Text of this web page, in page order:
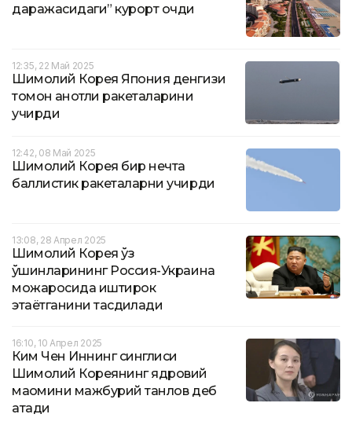
даражасидаги” курорт очди
12:35, 22 Май 2025
Шимолий Корея Япония денгизи
томон қанотли ракеталарини
учирди
12:42, 08 Май 2025
Шимолий Корея бир нечта
баллистик ракеталарни учирди
13:08, 28 Апрел 2025
Шимолий Корея ўз
қўшинларининг Россия-Украина
можаросида иштирок
этаётганини тасдиқлади
16:10, 10 Апрел 2025
Ким Чен Иннинг синглиси
Шимолий Кореянинг ядровий
мақомини мажбурий танлов деб
атади